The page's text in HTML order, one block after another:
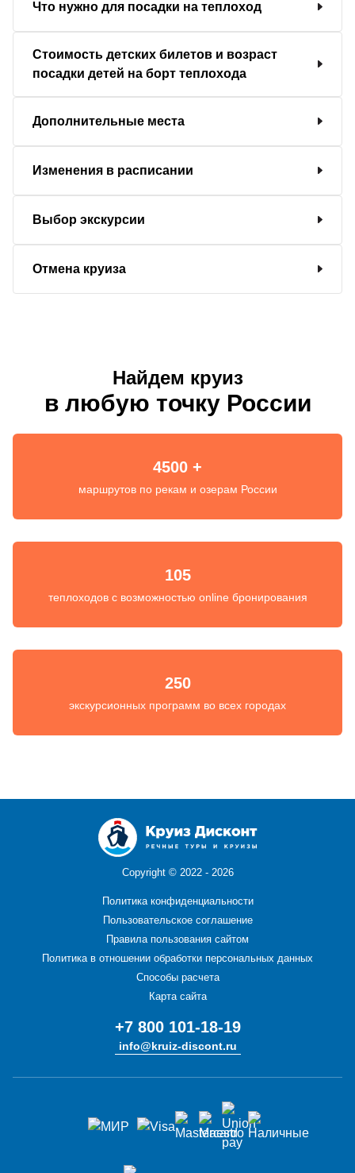
Что нужно для посадки на теплоход
Стоимость детских билетов и возраст
посадки детей на борт теплохода
Дополнительные места
Изменения в расписании
Выбор экскурсии
Отмена круиза
Найдем круиз
в любую точку России
4500 +
маршрутов по рекам и озерам России
105
теплоходов с возможностью online бронирования
250
экскурсионных программ во всех городах
Copyright © 2022 - 2026
Политика конфиденциальности
Пользовательское соглашение
Правила пользования сайтом
Политика в отношении обработки персональных данных
Способы расчета
Карта сайта
+7 800 101-18-19
info@kruiz-discont.ru